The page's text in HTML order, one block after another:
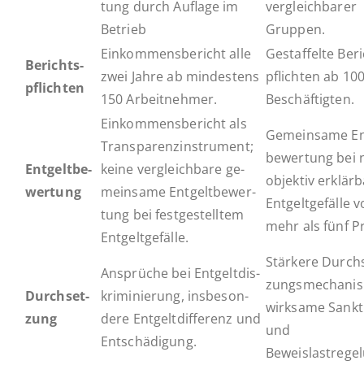
tung durch Auflage im
Betrieb
ver­gleich­ba­rer
Gruppen.
Be­richts­
pflich­ten
Ein­kom­mens­be­richt alle
zwei Jahre ab min­des­tens
150 Arbeitnehmer.
Ge­staf­fel­te
pflich­ten ab 100
Beschäftigten.
Ent­gelt­be­
wer­tung
Ein­kom­mens­be­richt als
Trans­pa­renz­in­stru­ment;
keine ver­gleich­ba­re ge­
mein­sa­me Ent­gelt­be­wer­
tung bei fest­ge­stell­tem
Entgeltgefälle.
Ge­mein­sa­me
be­wer­tung bei
ob­jek­tiv
Ent­gelt­ge­fäl­le
mehr als fünf
Durch­set­
zung
An­sprü­che bei Ent­gelt­dis­
kri­mi­nie­rung, ins­be­son­
de­re Ent­gelt­dif­fe­renz und
Entschädigung.
Stär­ke­re
wirk­sa­me
und